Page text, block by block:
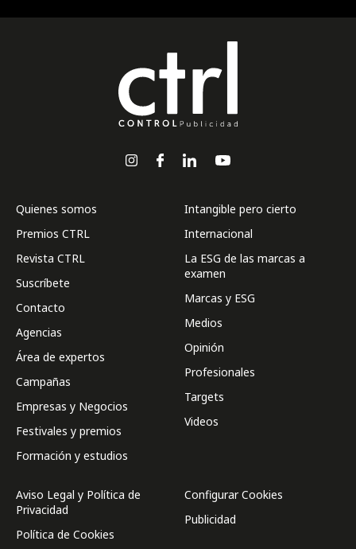
Quienes somos
Premios CTRL
Revista CTRL
Suscríbete
Contacto
Agencias
Área de expertos
Campañas
Empresas y Negocios
Festivales y premios
Formación y estudios
Intangible pero cierto
Internacional
La ESG de las marcas a
examen
Marcas y ESG
Medios
Opinión
Profesionales
Targets
Videos
Aviso Legal y Política de
Privacidad
Política de Cookies
Configurar Cookies
Publicidad